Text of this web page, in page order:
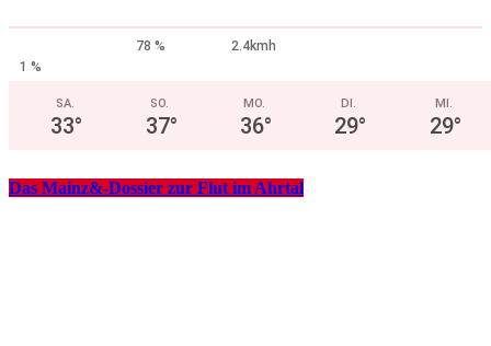
78 %
2.4kmh
1 %
SA.
33°
SO.
37°
MO.
36°
DI.
29°
MI.
29°
Das Mainz&-Dossier zur Flut im Ahrtal